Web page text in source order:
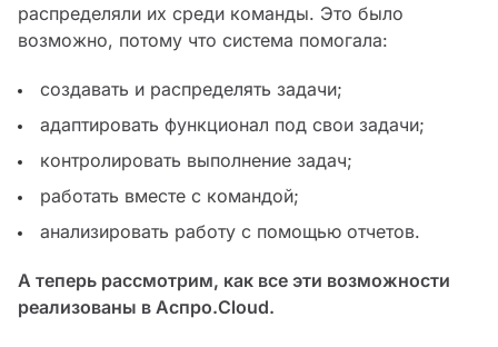
распределяли их среди команды. Это было
возможно, потому что система помогала:
создавать и распределять задачи;
адаптировать функционал под свои задачи;
контролировать выполнение задач;
работать вместе с командой;
анализировать работу с помощью отчетов.
А теперь рассмотрим, как все эти возможности
реализованы в Аспро.Cloud.